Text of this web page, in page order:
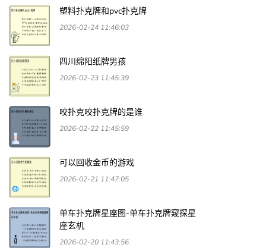
塑料扑克牌和pvc扑克牌
2026-02-24 11:46:03
四川绵阳纸牌男孩
2026-02-23 11:45:39
咬扑克咬扑克牌的是谁
2026-02-22 11:45:59
可以回收金币的游戏
2026-02-21 11:47:05
单车扑克牌星座图-单车扑克牌窥探星
座玄机
2026-02-20 11:43:56